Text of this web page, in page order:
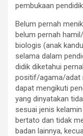
pembukaan
Belum pernah
belum pernah
biologis (anak
selama dalam
didik diketahui
positif/agama/adat
dapat mengikuti
yang dinyatakan
sesuai jenis
bertato dan tidak
badan lainnya,